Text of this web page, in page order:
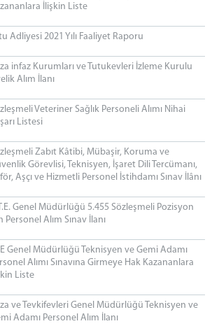
İlişkin Liste
Adliyesi 2021 Yılı Faaliyet Raporu
infaz Kurumları ve Tutukevleri İzleme Kurulu
Alım İlanı
Veteriner Sağlık Personeli Alımı Nihai
Listesi
Zabıt Kâtibi, Mübaşir, Koruma ve
Görevlisi, Teknisyen, İşaret Dili Tercümanı,
Aşçı ve Hizmetli Personel İstihdamı Sınav İlânı
Genel Müdürlüğü 5.455 Sözleşmeli Pozisyon
Personel Alım Sınav İlanı
Genel Müdürlüğü Teknisyen ve Gemi Adamı
Alımı Sınavına Girmeye Hak Kazananlara
Liste
ve Tevkifevleri Genel Müdürlüğü Teknisyen ve
Adamı Personel Alım İlanı